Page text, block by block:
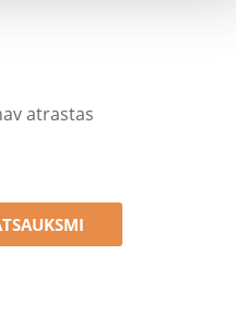
atrastas